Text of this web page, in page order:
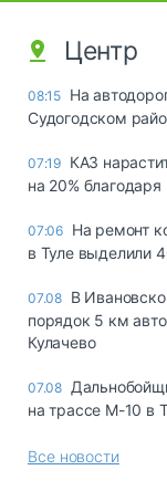
Центр
08:15 На
Судогодском
07:19 КАЗ
на 20%
07:06 На ремонт
в Туле выделили
07.08 В
порядок 5 км
Кулачево
07.08
на трассе М-10 в
Все новости